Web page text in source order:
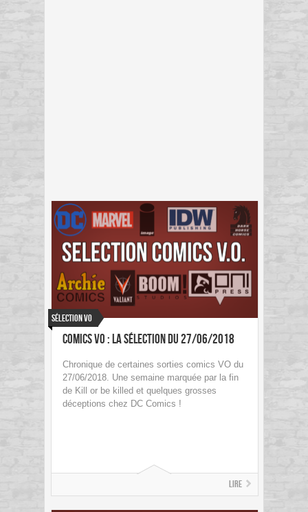
Sélection VO
Comics VO : La sélection du 27/06/2018
Chronique de certaines sorties comics VO du
27/06/2018. Une semaine marquée par la fin
de Kill or be killed et quelques grosses
déceptions chez DC Comics !
Lire